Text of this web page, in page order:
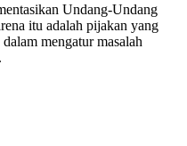
Undang-Undang
itu adalah pijakan yang
mengatur masalah